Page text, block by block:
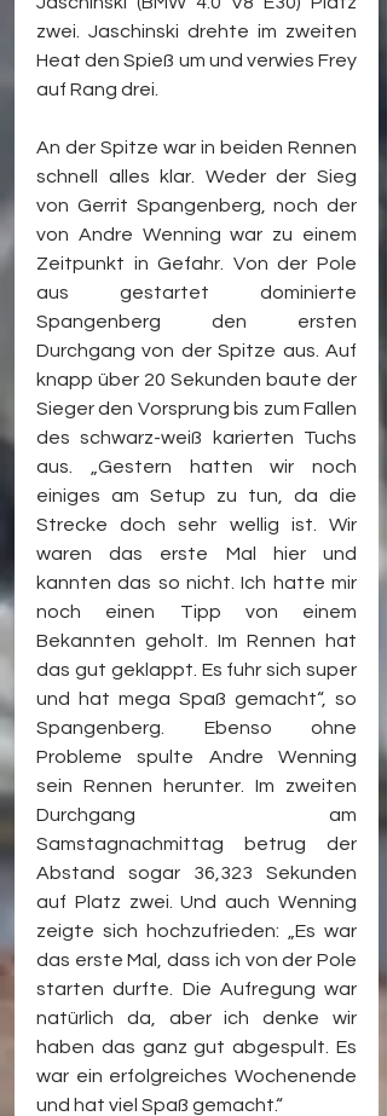
zwei. Jaschinski drehte im zweiten
Heat den Spieß um und verwies Frey
auf Rang drei.
An der Spitze war in beiden Rennen
schnell alles klar. Weder der Sieg
von Gerrit Spangenberg, noch der
von Andre Wenning war zu einem
Zeitpunkt in Gefahr. Von der Pole
aus gestartet dominierte
Spangenberg den ersten
Durchgang von der Spitze aus. Auf
knapp über 20 Sekunden baute der
Sieger den Vorsprung bis zum Fallen
des schwarz-weiß karierten Tuchs
aus. „Gestern hatten wir noch
einiges am Setup zu tun, da die
Strecke doch sehr wellig ist. Wir
waren das erste Mal hier und
kannten das so nicht. Ich hatte mir
noch einen Tipp von einem
Bekannten geholt. Im Rennen hat
das gut geklappt. Es fuhr sich super
und hat mega Spaß gemacht“, so
Spangenberg. Ebenso ohne
Probleme spulte Andre Wenning
sein Rennen herunter. Im zweiten
Durchgang am
Samstagnachmittag betrug der
Abstand sogar 36,323 Sekunden
auf Platz zwei. Und auch Wenning
zeigte sich hochzufrieden: „Es war
das erste Mal, dass ich von der Pole
starten durfte. Die Aufregung war
natürlich da, aber ich denke wir
haben das ganz gut abgespult. Es
war ein erfolgreiches Wochenende
und hat viel Spaß gemacht.“